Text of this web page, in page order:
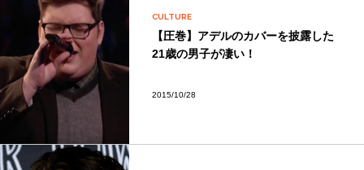
CULTURE
【圧巻】アデルのカバーを披露した
21歳の男子が凄い！
2015/10/28